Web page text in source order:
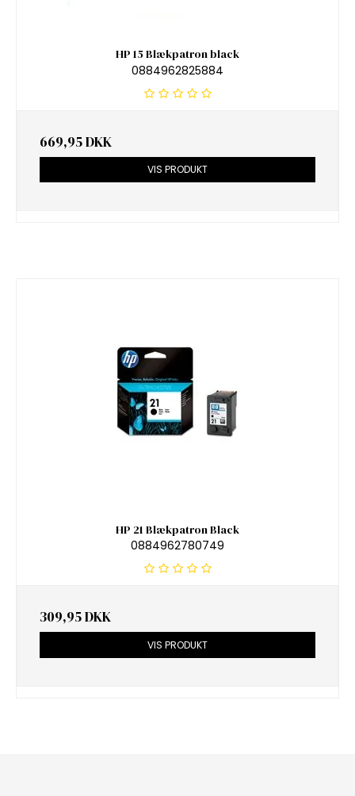
HP 15 Blækpatron black
0884962825884
669,95 DKK
VIS PRODUKT
HP 21 Blækpatron Black
0884962780749
309,95 DKK
VIS PRODUKT